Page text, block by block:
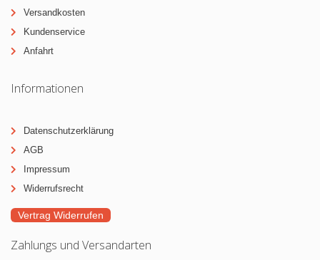
Versandkosten
Kundenservice
Anfahrt
Informationen
Datenschutzerklärung
AGB
Impressum
Widerrufsrecht
Vertrag Widerrufen
Zahlungs und Versandarten